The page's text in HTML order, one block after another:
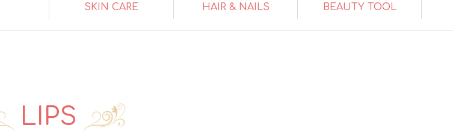
SKIN CARE HAIR & NAILS BEAUTY TOOL
LIPS